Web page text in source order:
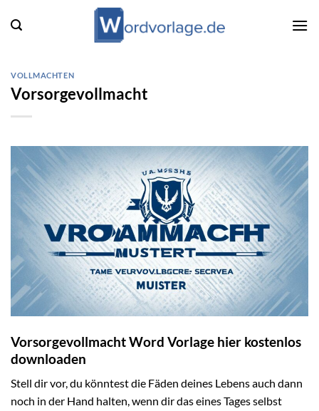
Inhalt
VOLLMACHTEN
Vorsorgevollmacht
Vorsorgevollmacht Word Vorlage hier kostenlos
downloaden
Stell dir vor, du könntest die Fäden deines Lebens auch dann
noch in der Hand halten, wenn dir das eines Tages selbst